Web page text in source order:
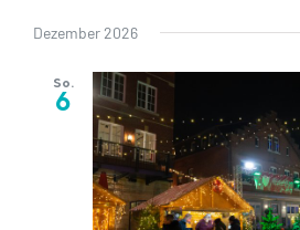
Dezember 2026
So.
6